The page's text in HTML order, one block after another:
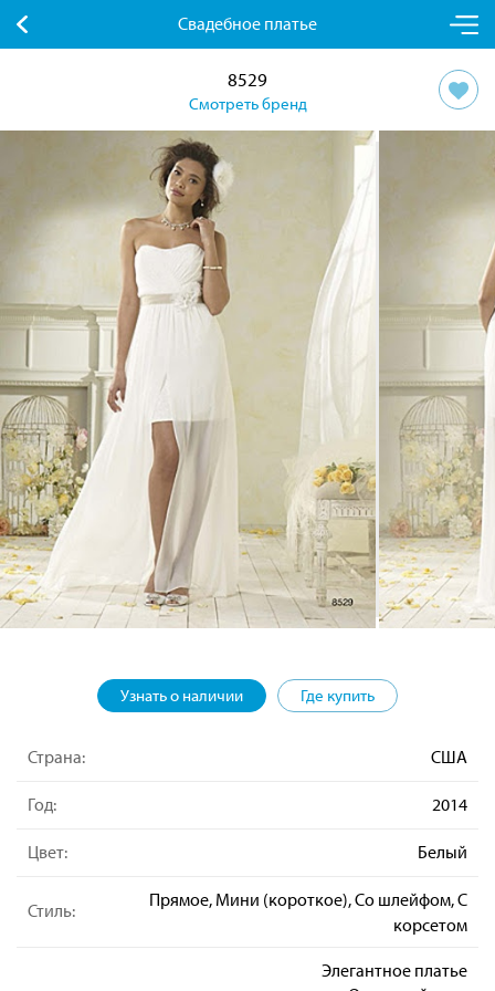
Свадебное платье
8529
Смотреть бренд
Узнать о наличии Где купить
Страна: США
Год: 2014
Цвет: Белый
Стиль:
Прямое, Мини (короткое), Со шлейфом, С
корсетом
Элегантное платье